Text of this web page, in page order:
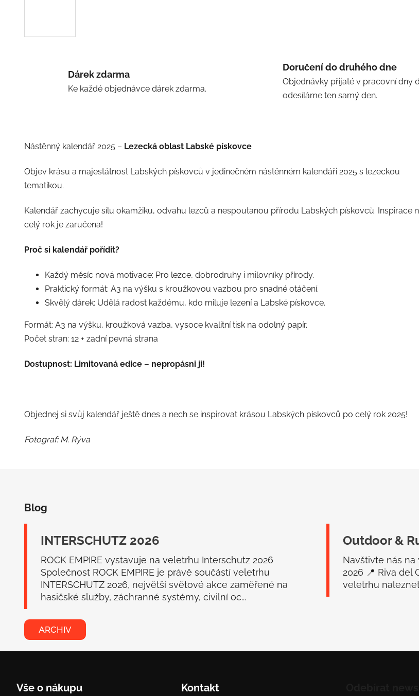
Dárek zdarma
Ke každé objednávce dárek zdarma.
Doručení do druhého dne
Objednávky přijaté v pracovní dny
odesíláme ten samý den.
Nástěnný kalendář 2025 – Lezecká oblast Labské pískovce
Objev krásu a majestátnost Labských pískovců v jedinečném nástěnném kalendáři 2025 s lezeckou
tematikou.
Kalendář zachycuje sílu okamžiku, odvahu lezců a nespoutanou přírodu Labských pískovců. Inspirace
celý rok je zaručena!
Proč si kalendář pořídit?
Každý měsíc nová motivace: Pro lezce, dobrodruhy i milovníky přírody.
Praktický formát: A3 na výšku s kroužkovou vazbou pro snadné otáčení.
Skvělý dárek: Udělá radost každému, kdo miluje lezení a Labské pískovce.
Formát: A3 na výšku, kroužková vazba, vysoce kvalitní tisk na odolný papír.
Počet stran: 12 + zadní pevná strana
Dostupnost: Limitovaná edice – nepropásni ji!
Objednej si svůj kalendář ještě dnes a nech se inspirovat krásou Labských pískovců po celý rok 2025!
Fotograf: M. Rýva
Blog
INTERSCHUTZ 2026
ROCK EMPIRE vystavuje na veletrhu Interschutz 2026
Společnost ROCK EMPIRE je právě součástí veletrhu
INTERSCHUTZ 2026, největší světové akce zaměřené na
hasičské služby, záchranné systémy, civilní oc...
Outdoor &
Navštivte nás na
2026 📍 Riva del
veletrhu
ARCHIV
Vše o nákupu Kontakt